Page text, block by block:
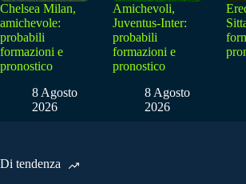
Chelsea Milan,
amichevole:
probabili
formazioni e
pronostico
8 Agosto
2026
Amichevoli,
Juventus-Inter:
probabili
formazioni e
pronostico
8 Agosto
2026
Di tendenza